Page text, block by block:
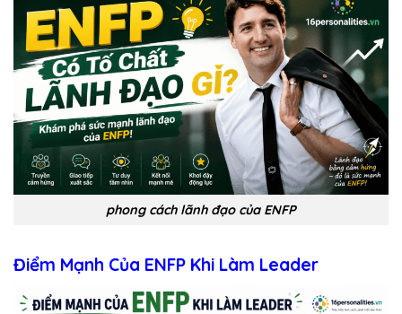
phong cách lãnh đạo của ENFP
Điểm Mạnh Của ENFP Khi Làm Leader